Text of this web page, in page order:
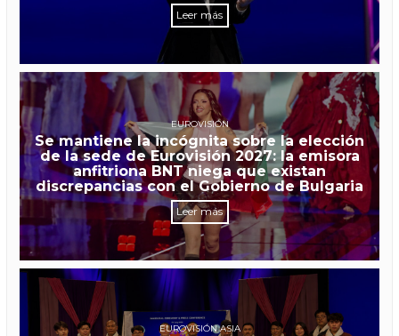
Leer más
EUROVISIÓN
Se mantiene la incógnita sobre la elección
de la sede de Eurovisión 2027: la emisora
anfitriona BNT niega que existan
discrepancias con el Gobierno de Bulgaria
Leer más
EUROVISIÓN ASIA